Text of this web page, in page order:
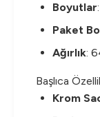
Boyutlar
Paket
Ağırlık:
Başlıca
Krom